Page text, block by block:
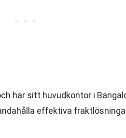
har sitt huvudkontor i
effektiva